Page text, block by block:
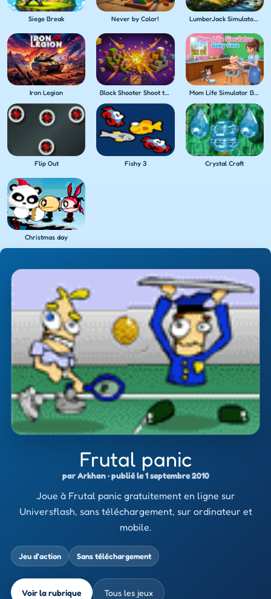
Frutal panic
par Arkhan · publié le 1 septembre 2010
Joue à Frutal panic gratuitement en ligne sur
Universflash, sans téléchargement, sur ordinateur et
mobile.
Jeu d’action Sans téléchargement
Voir la rubrique Tous les jeux
Siege Break Never by Color! LumberJack Simulator 3D
Iron Legion Block Shooter Shoot the Blocks! Mom Life Simulator Baby Care
Flip Out Fishy 3 Crystal Craft
Christmas day